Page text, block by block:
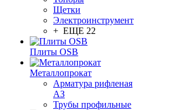
Щетки
Электроинструмент
+ ЕЩЕ 22
Плиты OSB
Металлопрокат
Арматура рифленая
АЗ
Трубы профильные